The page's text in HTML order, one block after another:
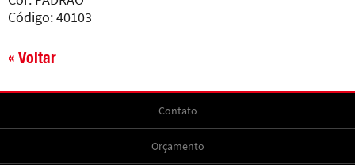
Código: 40103
« Voltar
Contato
Orçamento